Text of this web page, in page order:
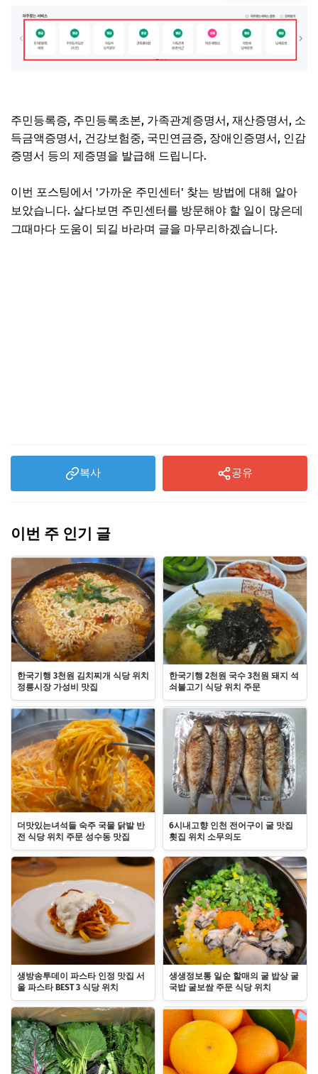
주민등록증, 주민등록초본, 가족관계증명서, 재산증명서, 소
득금액증명서, 건강보험중, 국민연금증, 장애인증명서, 인감
증명서 등의 제증명을 발급해 드립니다.
이번 포스팅에서 '가까운 주민센터' 찾는 방법에 대해 알아
보았습니다. 살다보면 주민센터를 방문해야 할 일이 많은데
그때마다 도움이 되길 바라며 글을 마무리하겠습니다.
복사 공유
이번 주 인기 글
한국기행 3천원 김치찌개 식당 위치
정릉시장 가성비 맛집
한국기행 2천원 국수 3천원 돼지 석
쇠불고기 식당 위치 주문
더맛있는녀석들 숙주 국물 닭발 반
전 식당 위치 주문 성수동 맛집
6시내고향 인천 전어구이 굴 맛집
횟집 위치 소무의도
생방송투데이 파스타 인정 맛집 서
울 파스타 BEST 3 식당 위치
생생정보통 일순 할매의 굴 밥상 굴
국밥 굴보쌈 주문 식당 위치